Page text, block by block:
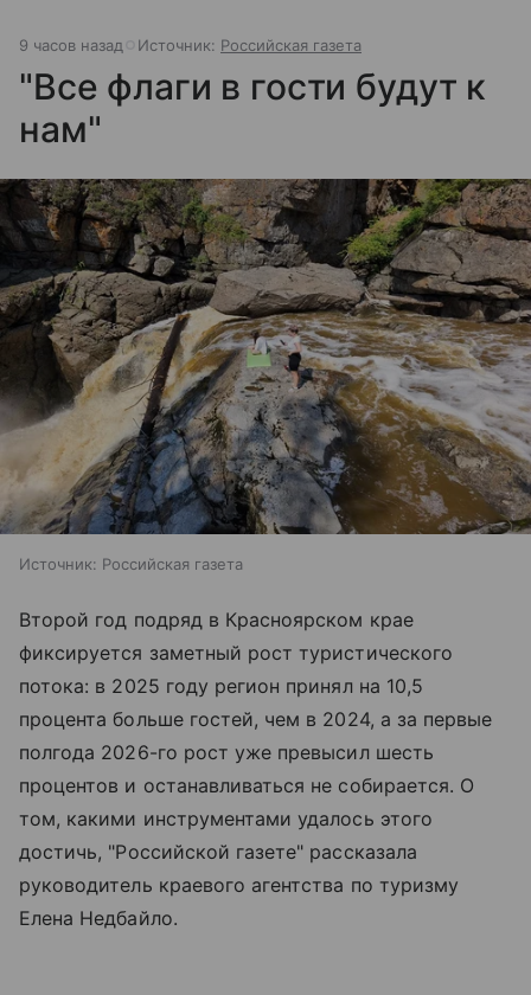
9 часов назад Источник: Российская газета
"Все флаги в гости будут к
нам"
Источник: Российская газета
Второй год подряд в Красноярском крае
фиксируется заметный рост туристического
потока: в 2025 году регион принял на 10,5
процента больше гостей, чем в 2024, а за первые
полгода 2026-го рост уже превысил шесть
процентов и останавливаться не собирается. О
том, какими инструментами удалось этого
достичь, "Российской газете" рассказала
руководитель краевого агентства по туризму
Елена Недбайло.